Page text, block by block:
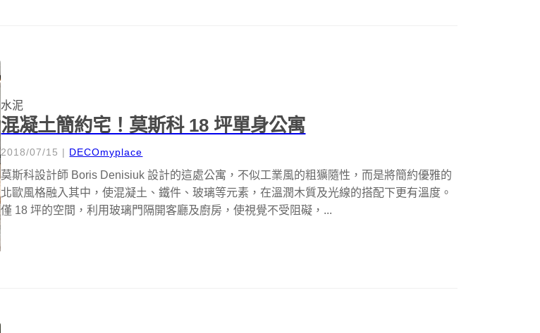
水泥
混凝土簡約宅！莫斯科 18 坪單身公寓
2018/07/15 | DECOmyplace
莫斯科設計師 Boris Denisiuk 設計的這處公寓，不似工業風的粗獷隨性，而是將簡約優雅的
北歐風格融入其中，使混凝土、鐵件、玻璃等元素，在溫潤木質及光線的搭配下更有溫度。
僅 18 坪的空間，利用玻璃門隔開客廳及廚房，使視覺不受阻礙，...